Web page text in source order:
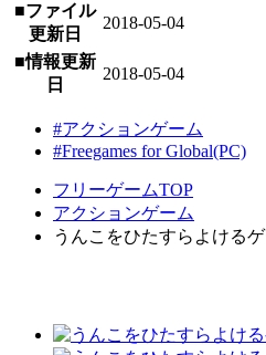
■ファイル
更新日
2018-05-04
■情報更新
日
2018-05-04
#アクションゲーム
#Freegames for Global(PC)
フリーゲームTOP
アクションゲーム
うんこをひたすらよける